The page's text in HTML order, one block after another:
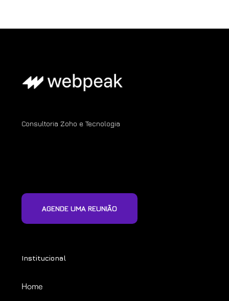
Consultoria Zoho e Tecnologia
AGENDE UMA REUNIÃO
Institucional
Home